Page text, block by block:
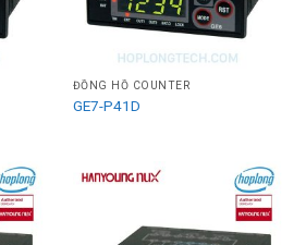
ĐỒNG HỒ COUNTER
GE7-P41D